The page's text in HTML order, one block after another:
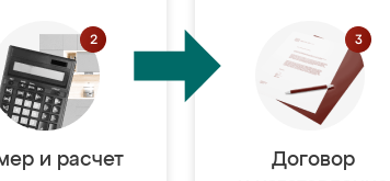
и расчет
Договор